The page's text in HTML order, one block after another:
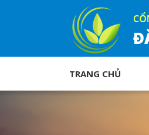
TRANG CHỦ